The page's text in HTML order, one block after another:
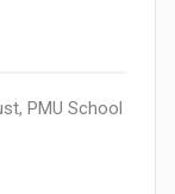
, PMU School